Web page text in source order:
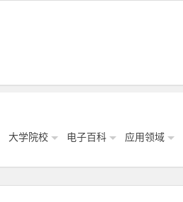
大学院校 电子百科 应用领域